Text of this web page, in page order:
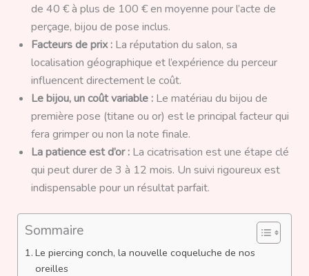
de 40 € à plus de 100 € en moyenne pour l’acte de
perçage, bijou de pose inclus.
Facteurs de prix :La réputation du salon, sa
localisation géographique et l’expérience du perceur
influencent directement le coût.
Le bijou, un coût variable :Le matériau du bijou de
première pose (titane ou or) est le principal facteur qui
fera grimper ou non la note finale.
La patience est d’or :La cicatrisation est une étape clé
qui peut durer de 3 à 12 mois. Un suivi rigoureux est
indispensable pour un résultat parfait.
Sommaire
Le piercing conch, la nouvelle coqueluche de nos
oreilles